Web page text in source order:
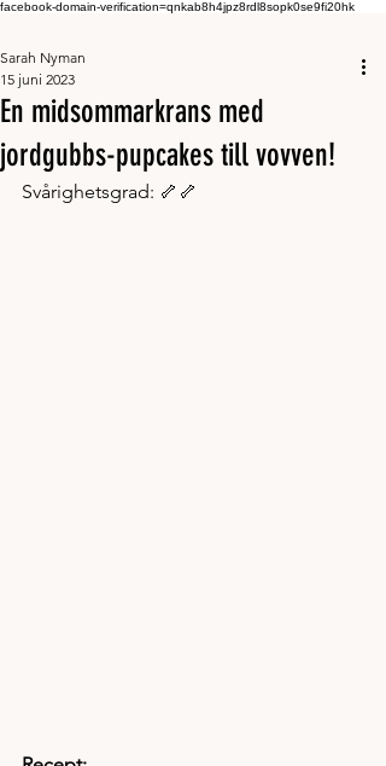
facebook-domain-verification=qnkab8h4jpz8rdl8sopk0se9fi20hk
En midsommarkrans med
jordgubbs-pupcakes till vovven!
Sarah Nyman
15 juni 2023
Svårighetsgrad: 🦴🦴